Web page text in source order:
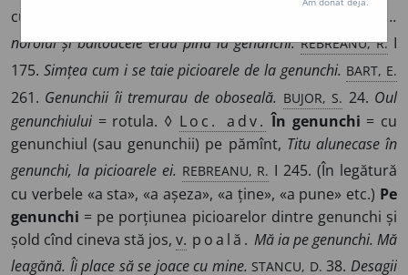
cu fluierul piciorului, cuprinzînd și rotula.
Pe uliță...
noroiul și băltoacele erau pînă la genunchi. REBREANU, R. I
175. Simțea cum i se taie picioarele de la genunchi. BART, E.
261. Genunchii îi tremurau de oboseală. BUJOR, S. 24. Oul
genunchiului = rotula. ◊ Loc. adv. În genunchi = cu
genunchiul (sau genunchii) pe pămînt, Titu alunecase în
genunchi, la picioarele ei. REBREANU, R. I 245. (În legătură
cu verbele «a sta», «a așeza», «a ține», «a pune» etc.) Pe
genunchi = pe porțiunea picioarelor dintre genunchi și
șold cînd cineva stă jos, v. poală. Mă ia pe genunchi. Mă
leagănă. Îi place să se joace cu mine. STANCU, D. 38.Desagii